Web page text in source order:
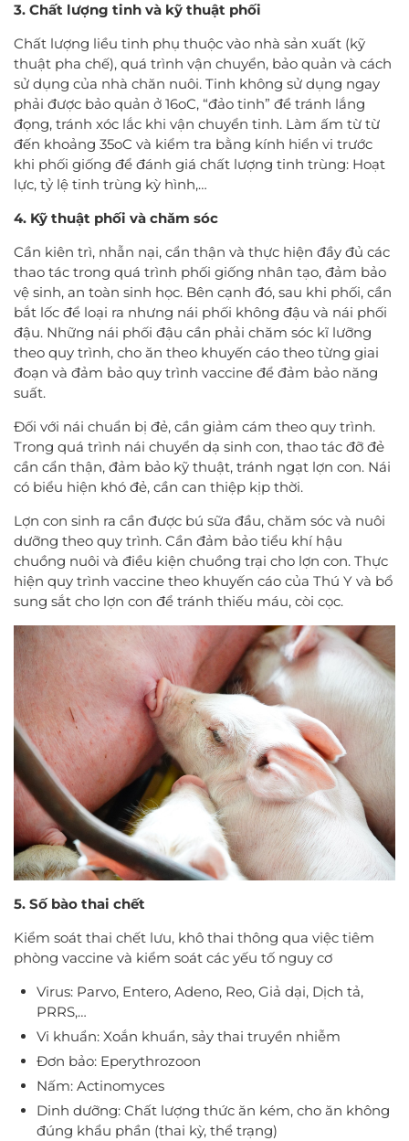
3. Chất lượng tinh và kỹ thuật phối
Chất lượng liều tinh phụ thuộc vào nhà sản xuất (kỹ
thuật pha chế), quá trình vận chuyển, bảo quản và cách
sử dụng của nhà chăn nuôi. Tinh không sử dụng ngay
phải được bảo quản ở 16oC, “đảo tinh” để tránh lắng
đọng, tránh xóc lắc khi vận chuyển tinh. Làm ấm từ từ
đến khoảng 35oC và kiểm tra bằng kính hiển vi trước
khi phối giống để đánh giá chất lượng tinh trùng: Hoạt
lực, tỷ lệ tinh trùng kỳ hình,…
4. Kỹ thuật phối và chăm sóc
Cần kiên trì, nhẫn nại, cẩn thận và thực hiện đầy đủ các
thao tác trong quá trình phối giống nhân tạo, đảm bảo
vệ sinh, an toàn sinh học. Bên cạnh đó, sau khi phối, cần
bắt lốc để loại ra nhưng nái phối không đậu và nái phối
đậu. Những nái phối đậu cần phải chăm sóc kĩ lưỡng
theo quy trình, cho ăn theo khuyến cáo theo từng giai
đoạn và đảm bảo quy trình vaccine để đảm bảo năng
suất.
Đối với nái chuẩn bị đẻ, cần giảm cám theo quy trình.
Trong quá trình nái chuyển dạ sinh con, thao tác đỡ đẻ
cần cẩn thận, đảm bảo kỹ thuật, tránh ngạt lợn con. Nái
có biểu hiện khó đẻ, cần can thiệp kịp thời.
Lợn con sinh ra cần được bú sữa đầu, chăm sóc và nuôi
dưỡng theo quy trình. Cần đảm bảo tiểu khí hậu
chuồng nuôi và điều kiện chuồng trại cho lợn con. Thực
hiện quy trình vaccine theo khuyến cáo của Thú Y và bổ
sung sắt cho lợn con để tránh thiếu máu, còi cọc.
5. Số bào thai chết
Kiểm soát thai chết lưu, khô thai thông qua việc tiêm
phòng vaccine và kiểm soát các yếu tố nguy cơ
Virus: Parvo, Entero, Adeno, Reo, Giả dại, Dịch tả,
PRRS,…
Vi khuẩn: Xoắn khuẩn, sảy thai truyền nhiễm
Đơn bảo: Eperythrozoon
Nấm: Actinomyces
Dinh dưỡng: Chất lượng thức ăn kém, cho ăn không
đúng khẩu phần (thai kỳ, thể trạng)